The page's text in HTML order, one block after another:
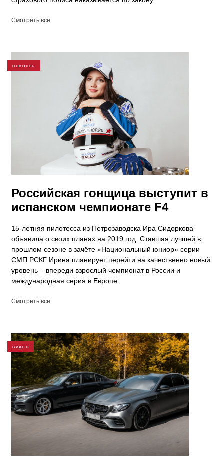
Смотреть все
НОВОСТЬ
Российская гонщица выступит в
испанском чемпионате F4
15-летняя пилотесса из Петрозаводска Ира Сидоркова
объявила о своих планах на 2019 год. Ставшая лучшей в
прошлом сезоне в зачёте «Национальный юниор» серии
СМП РСКГ Ирина планирует перейти на качественно новый
уровень – впереди взрослый чемпионат в России и
международная серия в Европе.
Смотреть все
ВИДЕО